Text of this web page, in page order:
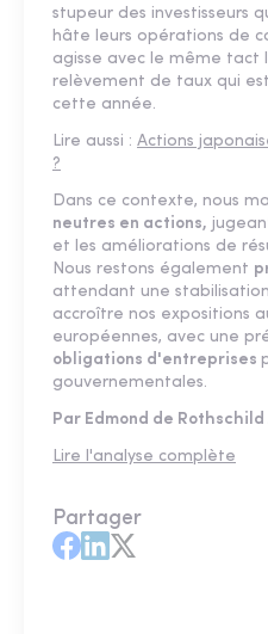
stupeur des investisseurs
hâte leurs opérations de
agisse avec le même tact
relèvement de taux qui
cette année.
Lire aussi : Actions
?
Dans ce contexte, nous
neutres en actions,
et les améliorations de
Nous restons également
attendant une
accroître nos expositions
européennes, avec une
obligations d'entreprises
gouvernementales.
Par Edmond de Rothschild
Lire l'analyse complète
Partager